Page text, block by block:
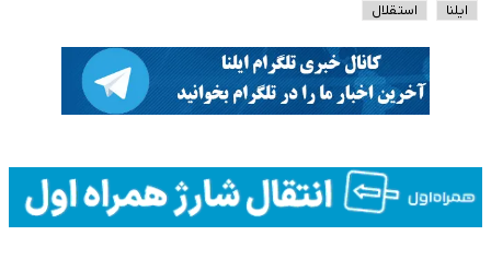
ایلنا استقلال